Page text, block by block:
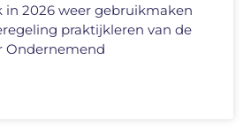
in 2026 weer gebruikmaken
praktijkleren van de
Ondernemend